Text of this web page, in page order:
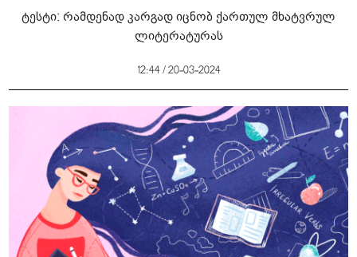
ტესტი: რამდენად კარგად იცნობ ქართულ მხატვრულ
ლიტერატურას
12:44 / 20-03-2024